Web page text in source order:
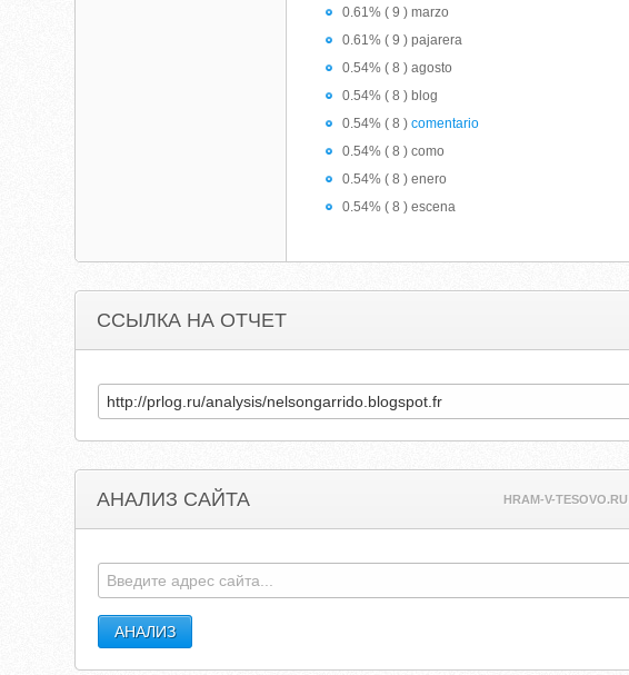
0.61% ( 9 ) marzo
0.61% ( 9 ) pajarera
0.54% ( 8 ) agosto
0.54% ( 8 ) blog
0.54% ( 8 )comentario
0.54% ( 8 ) como
0.54% ( 8 ) enero
0.54% ( 8 ) escena
ССЫЛКА НА ОТЧЕТ
АНАЛИЗ САЙТА HRAM-V-TESOVO.RU